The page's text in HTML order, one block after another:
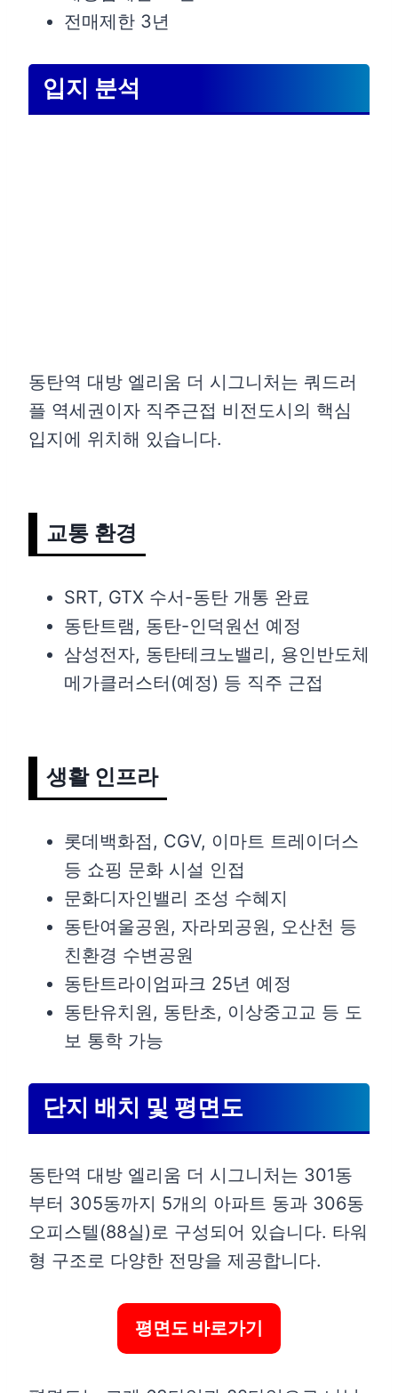
전매제한 3년
입지 분석
동탄역 대방 엘리움 더 시그니처는 쿼드러
플 역세권이자 직주근접 비전도시의 핵심
입지에 위치해 있습니다.
교통 환경
SRT, GTX 수서-동탄 개통 완료
동탄트램, 동탄-인덕원선 예정
삼성전자, 동탄테크노밸리, 용인반도체
메가클러스터(예정) 등 직주 근접
생활 인프라
롯데백화점, CGV, 이마트 트레이더스
등 쇼핑 문화 시설 인접
문화디자인밸리 조성 수혜지
동탄여울공원, 자라뫼공원, 오산천 등
친환경 수변공원
동탄트라이엄파크 25년 예정
동탄유치원, 동탄초, 이상중고교 등 도
보 통학 가능
단지 배치 및 평면도
동탄역 대방 엘리움 더 시그니처는 301동
부터 305동까지 5개의 아파트 동과 306동
오피스텔(88실)로 구성되어 있습니다. 타워
형 구조로 다양한 전망을 제공합니다.
평면도 바로가기